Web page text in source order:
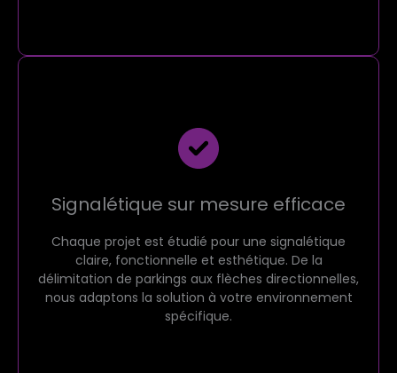
Signalétique sur mesure efficace
Chaque projet est étudié pour une signalétique
claire, fonctionnelle et esthétique. De la
délimitation de parkings aux flèches directionnelles,
nous adaptons la solution à votre environnement
spécifique.